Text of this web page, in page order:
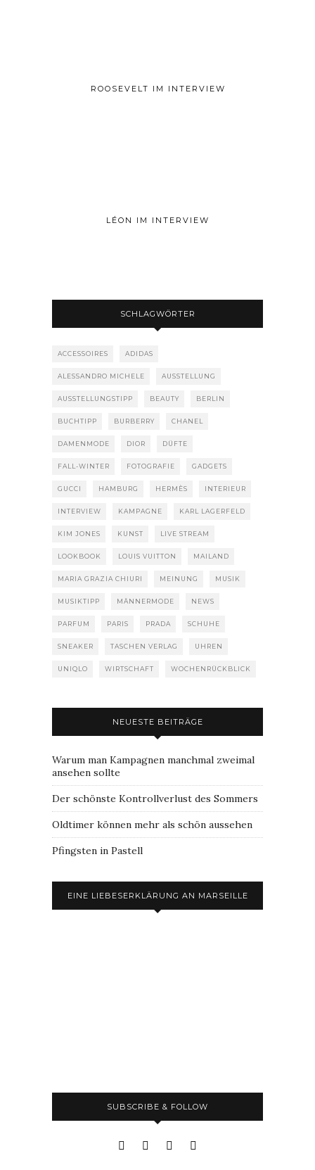
ROOSEVELT IM INTERVIEW
LÉON IM INTERVIEW
SCHLAGWÖRTER
ACCESSOIRES ADIDAS
ALESSANDRO MICHELE AUSSTELLUNG
AUSSTELLUNGSTIPP BEAUTY BERLIN
BUCHTIPP BURBERRY CHANEL
DAMENMODE DIOR DÜFTE
FALL-WINTER FOTOGRAFIE GADGETS
GUCCI HAMBURG HERMÈS INTERIEUR
INTERVIEW KAMPAGNE KARL LAGERFELD
KIM JONES KUNST LIVE STREAM
LOOKBOOK LOUIS VUITTON MAILAND
MARIA GRAZIA CHIURI MEINUNG MUSIK
MUSIKTIPP MÄNNERMODE NEWS
PARFUM PARIS PRADA SCHUHE
SNEAKER TASCHEN VERLAG UHREN
UNIQLO WIRTSCHAFT WOCHENRÜCKBLICK
NEUESTE BEITRÄGE
Warum man Kampagnen manchmal zweimal
ansehen sollte
Der schönste Kontrollverlust des Sommers
Oldtimer können mehr als schön aussehen
Pfingsten in Pastell
EINE LIEBESERKLÄRUNG AN MARSEILLE
SUBSCRIBE & FOLLOW